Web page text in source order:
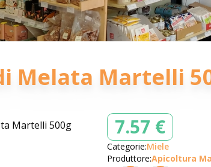
Melata Martelli
7.57 €
Categorie:Miele
Produttore:Apicoltura